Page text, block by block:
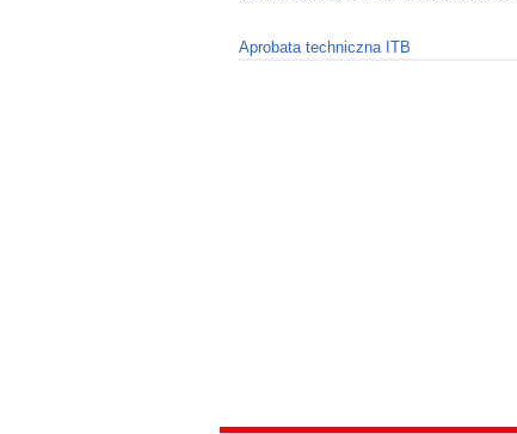
Aprobata techniczna ITB